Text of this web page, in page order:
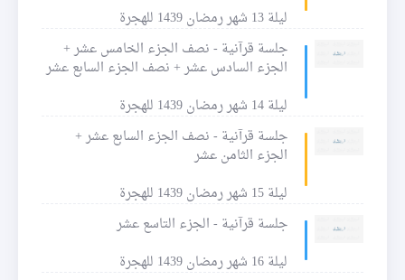
ليلة 13 شهر رمضان 1439 للهجرة
جلسة قرآنية - نصف الجزء الخامس عشر +
الجزء السادس عشر + نصف الجزء السابع عشر
ليلة 14 شهر رمضان 1439 للهجرة
جلسة قرآنية - نصف الجزء السابع عشر +
الجزء الثامن عشر
ليلة 15 شهر رمضان 1439 للهجرة
جلسة قرآنية - الجزء التاسع عشر
ليلة 16 شهر رمضان 1439 للهجرة